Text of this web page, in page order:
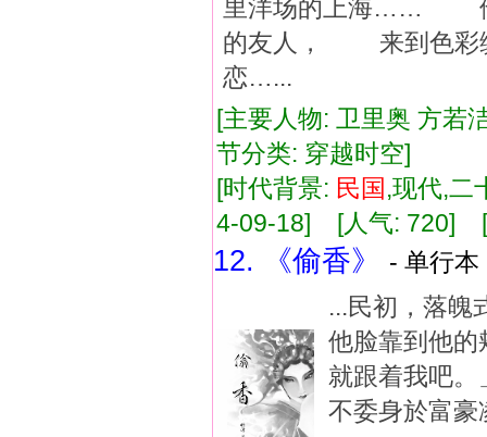
里洋场的上海…… 他
的友人， 来到色彩
恋…...
[主要人物: 卫里奥 方
节分类: 穿越时空]
[时代背景: 民国 ,现代,
4-09-18] [人气: 720] [
12. 《偷香》
- 单行
...民初，落魄
他脸靠到他的
就跟着我吧
不委身於富豪